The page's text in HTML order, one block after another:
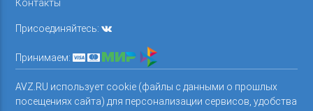
Контакты
Присоединяйтесь:
Принимаем:
AVZ.RU использует cookie (файлы с данными о прошлых
посещениях сайта) для персонализации сервисов, удобства